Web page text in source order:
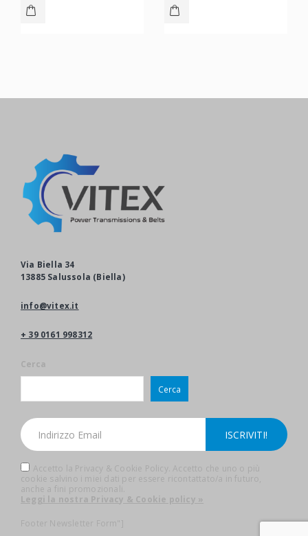
Via Biella 34
13885 Salussola (Biella)
info@vitex.it
+ 39 0161 998312
Cerca
Cerca
Accetto la Privacy & Cookie Policy. Accetto che uno o più
cookie salvino i miei dati per essere ricontattato/a in futuro,
anche a fini promozionali.
Leggi la nostra Privacy & Cookie policy »
Footer Newsletter Form"]